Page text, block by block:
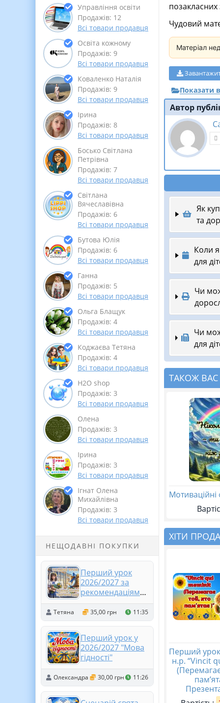
Управління освіти
Продажів: 12
Всі товари продавця
Освіта кожному
Продажів: 9
Всі товари продавця
Коваленко Наталія
Продажів: 9
Всі товари продавця
Ірина
Продажів: 8
Всі товари продавця
Босько Світлана
Петрівна
Продажів: 7
Всі товари продавця
Світлана
Вячеславівна
Продажів: 6
Всі товари продавця
Бутова Юлія
Продажів: 6
Всі товари продавця
Ганна
Продажів: 5
Всі товари продавця
Ольга Блащук
Продажів: 4
Всі товари продавця
Коджаєва Тетяна
Продажів: 4
Всі товари продавця
Н2О shop
Продажів: 3
Всі товари продавця
Олена
Продажів: 3
Всі товари продавця
Ірина
Продажів: 3
Всі товари продавця
Ігнат Олена
Михайлівна
Продажів: 3
Всі товари продавця
НЕЩОДАВНІ ПОКУПКИ
Перший урок
2026/2027 за
рекомендаціями
МОН 5-11 клас.
Презентація +
розтяжка +
роздатковий +
оформлення
Тетяна 35,00 грн 11:35
Перший урок у
2026/2027 "Мова
гідності"
Олександра 30,00 грн 11:26
позакласних
Чудовий
Матеріал
Показати
Автор
Як
та
Коли
для
Чи
Чи
для
ТАКОЖ
Мотиваційні
ХІТИ
Перший
н.р. “Vincit